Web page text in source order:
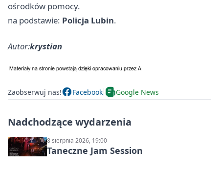
ośrodków pomocy.
na podstawie: Policja Lubin.
Autor:krystian
Zaobserwuj nas! Facebook Google News
Nadchodzące wydarzenia
8 sierpnia 2026, 19:00
Taneczne Jam Session